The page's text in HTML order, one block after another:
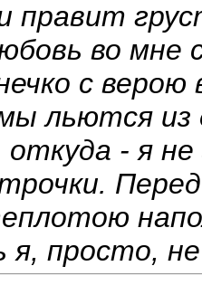
правит
во мне
с верою
льются из
откуда - я
я, просто,